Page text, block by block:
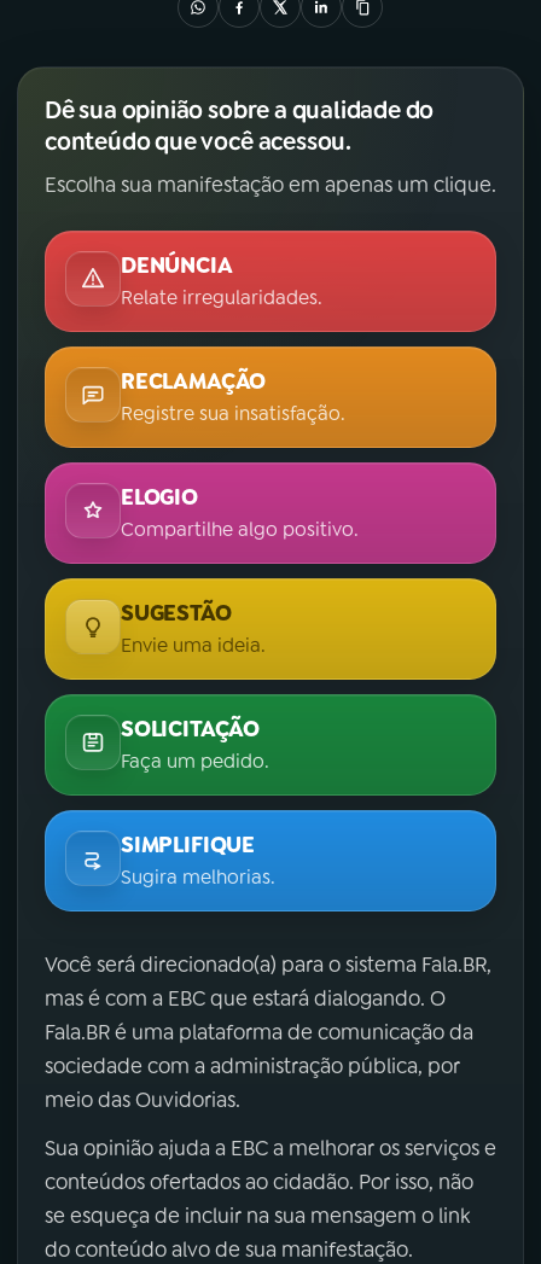
ACOMPANHE A RÁDIO NACIONAL
YouTube Facebook
Instagram X
TikTok
Dê sua opinião sobre a qualidade do
conteúdo que você acessou.
Escolha sua manifestação em apenas um clique.
DENÚNCIA
Relate irregularidades.
RECLAMAÇÃO
Registre sua insatisfação.
ELOGIO
Compartilhe algo positivo.
SUGESTÃO
Envie uma ideia.
SOLICITAÇÃO
Faça um pedido.
SIMPLIFIQUE
Sugira melhorias.
Você será direcionado(a) para o sistema Fala.BR,
mas é com a EBC que estará dialogando. O
Fala.BR é uma plataforma de comunicação da
sociedade com a administração pública, por
meio das Ouvidorias.
Sua opinião ajuda a EBC a melhorar os serviços e
conteúdos ofertados ao cidadão. Por isso, não
se esqueça de incluir na sua mensagem o link
do conteúdo alvo de sua manifestação.